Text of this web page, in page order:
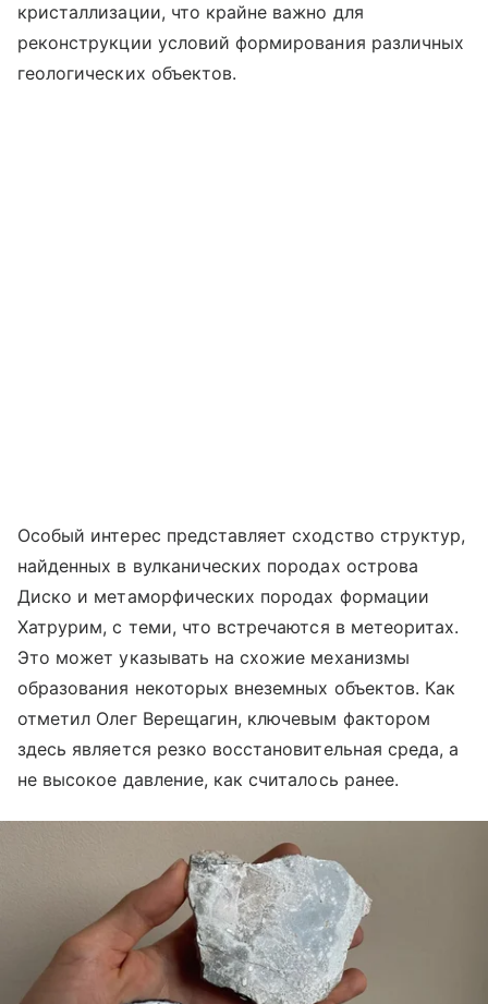
кристаллизации, что крайне важно для
реконструкции условий формирования различных
геологических объектов.
Особый интерес представляет сходство структур,
найденных в вулканических породах острова
Диско и метаморфических породах формации
Хатрурим, с теми, что встречаются в метеоритах.
Это может указывать на схожие механизмы
образования некоторых внеземных объектов. Как
отметил Олег Верещагин, ключевым фактором
здесь является резко восстановительная среда, а
не высокое давление, как считалось ранее.